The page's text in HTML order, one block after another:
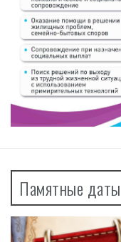
Памятные даты